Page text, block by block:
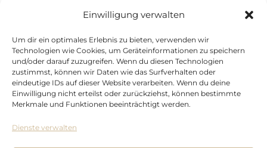
Einwilligung verwalten
Um dir ein optimales Erlebnis zu bieten, verwenden wir
Technologien wie Cookies, um Geräteinformationen zu speichern
und/oder darauf zuzugreifen. Wenn du diesen Technologien
zustimmst, können wir Daten wie das Surfverhalten oder
eindeutige IDs auf dieser Website verarbeiten. Wenn du deine
Einwilligung nicht erteilst oder zurückziehst, können bestimmte
Merkmale und Funktionen beeinträchtigt werden.
Dienste verwalten
Standort Düsseldorf
Kasernenstraße 1
40213 Düsseldorf
+492116107900